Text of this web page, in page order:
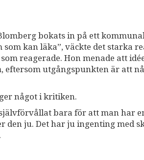
bokats in på ett
som kan läka”, väckte det starka
reagerade. Hon menade att
utgångspunkten är att
något i kritiken.
bara för att man har
den ju. Det har ju ingenting med